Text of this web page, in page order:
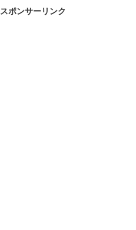
スポンサーリンク